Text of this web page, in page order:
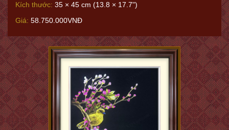
Kích thước: 35 × 45 cm (13.8 × 17.7")
Giá: 58.750.000VNĐ